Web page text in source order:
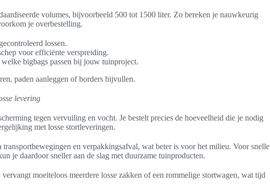
volumes, bijvoorbeeld 500 tot 1500 liter. Zo bereken je nauwkeurig
je overbestelling.
lossen.
voor efficiënte verspreiding.
bigbags passen bij jouw tuinproject.
paden aanleggen of borders bijvullen.
levering
tegen vervuiling en vocht. Je bestelt precies de hoeveelheid die je nodig
met losse stortleveringen.
en verpakkingsafval, wat beter is voor het milieu. Voor snelle
je daardoor sneller aan de slag met duurzame tuinproducten.
moeiteloos meerdere losse zakken of een rommelige stortwagen, wat tijd